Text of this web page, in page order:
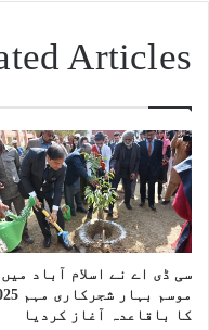
Articles
سی ڈی اے نے اسلام آباد میں
موسم بہار
کا باقاعدہ آغاز کردیا